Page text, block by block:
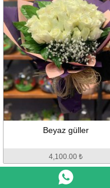
Beyaz güller
4,100.00 ₺